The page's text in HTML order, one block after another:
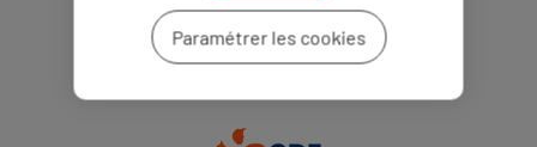
Partenaires Premium
Paramétrer les cookies